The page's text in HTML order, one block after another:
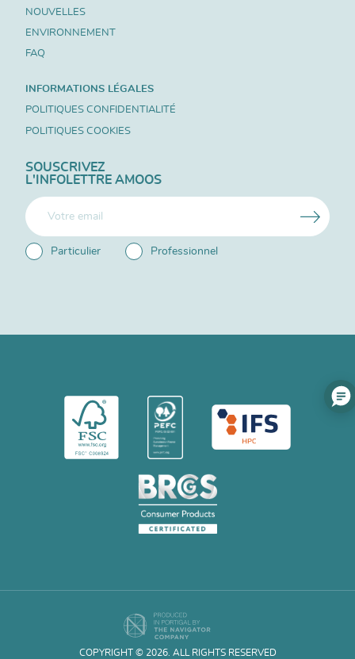
NOUVELLES
ENVIRONNEMENT
FAQ
INFORMATIONS LÉGALES
POLITIQUES CONFIDENTIALITÉ
POLITIQUES COOKIES
SOUSCRIVEZ
L'INFOLETTRE AMOOS
Particulier Professionnel
COPYRIGHT © 2026. ALL RIGHTS RESERVED